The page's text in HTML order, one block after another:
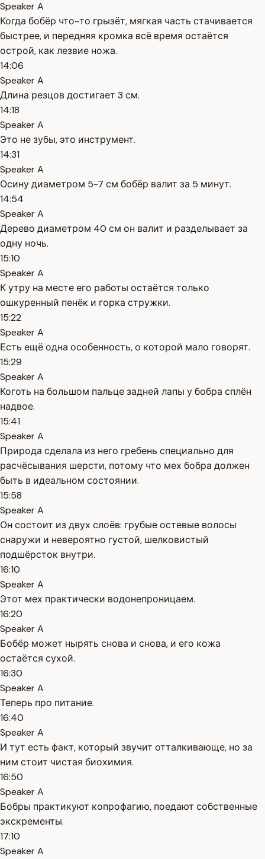
Speaker A
Когда бобёр что-то грызёт, мягкая часть стачивается
быстрее, и передняя кромка всё время остаётся
острой, как лезвие ножа.
14:06
Speaker A
Длина резцов достигает 3 см.
14:18
Speaker A
Это не зубы, это инструмент.
14:31
Speaker A
Осину диаметром 5-7 см бобёр валит за 5 минут.
14:54
Speaker A
Дерево диаметром 40 см он валит и разделывает за
одну ночь.
15:10
Speaker A
К утру на месте его работы остаётся только
ошкуренный пенёк и горка стружки.
15:22
Speaker A
Есть ещё одна особенность, о которой мало говорят.
15:29
Speaker A
Коготь на большом пальце задней лапы у бобра сплён
надвое.
15:41
Speaker A
Природа сделала из него гребень специально для
расчёсывания шерсти, потому что мех бобра должен
быть в идеальном состоянии.
15:58
Speaker A
Он состоит из двух слоёв: грубые остевые волосы
снаружи и невероятно густой, шелковистый
подшёрсток внутри.
16:10
Speaker A
Этот мех практически водонепроницаем.
16:20
Speaker A
Бобёр может нырять снова и снова, и его кожа
остаётся сухой.
16:30
Speaker A
Теперь про питание.
16:40
Speaker A
И тут есть факт, который звучит отталкивающе, но за
ним стоит чистая биохимия.
16:50
Speaker A
Бобры практикуют копрофагию, поедают собственные
экскременты.
17:10
Speaker A